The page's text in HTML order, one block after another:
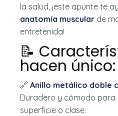
la salud, ¡este apunte te
anatomía muscular de
entretenida!
📝
hacen único:
🔗 Anillo metálico doble
Duradero y cómodo para
superficie o clase.